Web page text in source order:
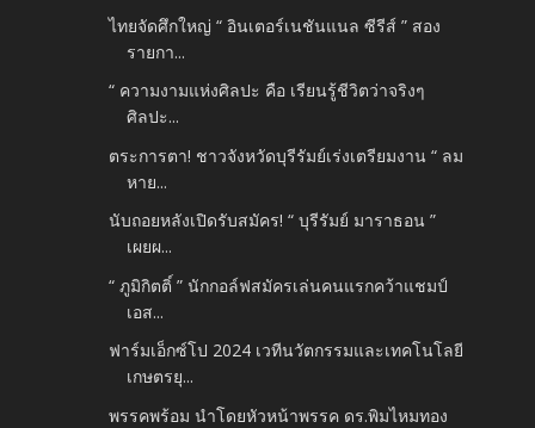
ไทยจัดศึกใหญ่ “ อินเตอร์เนชันแนล ซีรีส์ ” สอง
รายกา...
“ ความงามแห่งศิลปะ คือ เรียนรู้ชีวิตว่าจริงๆ
ศิลปะ...
ตระการตา! ชาวจังหวัดบุรีรัมย์เร่งเตรียมงาน “ ลม
หาย...
นับถอยหลังเปิดรับสมัคร! “ บุรีรัมย์ มาราธอน ”
เผยผ...
“ ภูมิกิตติ์ ” นักกอล์ฟสมัครเล่นคนแรกคว้าแชมป์
เอส...
ฟาร์มเอ็กซ์โป 2024 เวทีนวัตกรรมและเทคโนโลยี
เกษตรยุ...
พรรคพร้อม นำโดยหัวหน้าพรรค ดร.พิมไหมทอง